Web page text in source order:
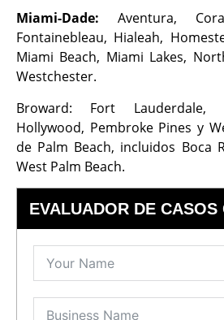
Miami-Dade: Aventura,
Fontainebleau, Hialeah,
Miami Beach, Miami Lakes,
Westchester.
Broward: Fort Lauderdale,
Hollywood, Pembroke Pines y
de Palm Beach, incluidos Boca
West Palm Beach.
EVALUADOR DE CASOS